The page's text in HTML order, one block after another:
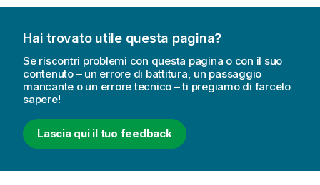
g
r
m
e
t
o
Hai trovato utile questa pagina?
Se riscontri problemi con questa pagina o con il suo
contenuto – un errore di battitura, un passaggio
mancante o un errore tecnico – ti pregiamo di farcelo
sapere!
Lascia qui il tuo feedback